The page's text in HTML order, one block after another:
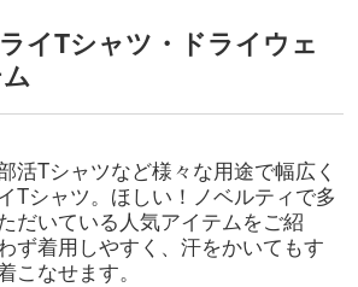
イTシャツ・ドライウェ
活Tシャツなど様々な用途で幅広く
Tシャツ。ほしい！ノベルティで多
だいている人気アイテムをご紹
ず着用しやすく、汗をかいてもす
こなせます。